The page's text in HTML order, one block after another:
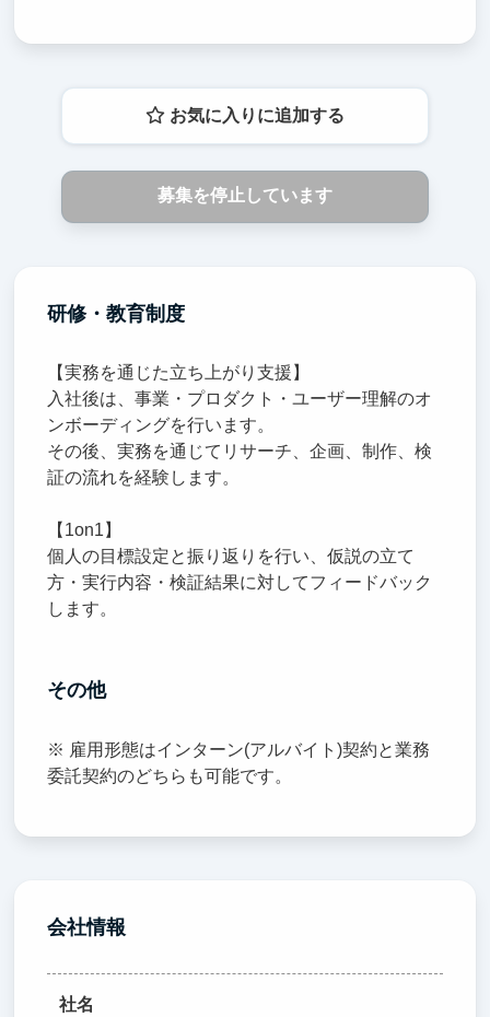
お気に入りに追加する
募集を停止しています
研修・教育制度
【実務を通じた立ち上がり支援】
入社後は、事業・プロダクト・ユーザー理解のオ
ンボーディングを行います。
その後、実務を通じてリサーチ、企画、制作、検
証の流れを経験します。
【1on1】
個人の目標設定と振り返りを行い、仮説の立て
方・実行内容・検証結果に対してフィードバック
します。
その他
※ 雇用形態はインターン(アルバイト)契約と業務
委託契約のどちらも可能です。
会社情報
社名